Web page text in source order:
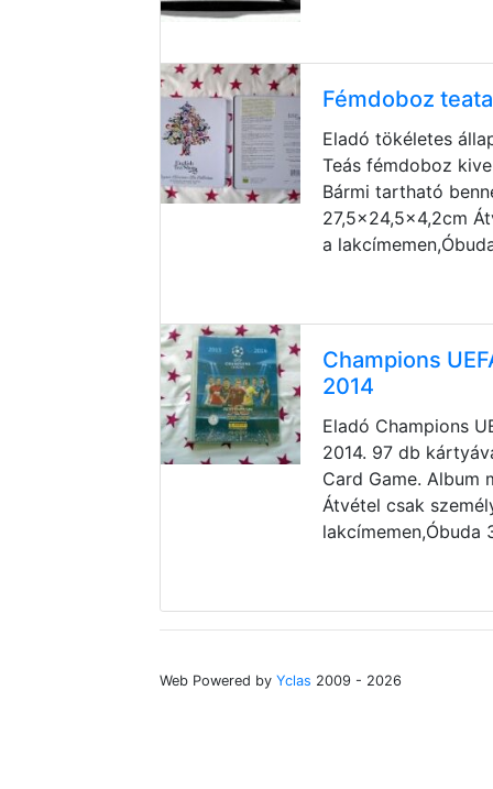
Fémdoboz
Eladó tökéletes
Teás fémdoboz
Bármi tartható
27,5x24,5x4,2cm
a
Champions
2014
Eladó Champions
2014. 97 db
Card Game. Album
Átvétel csak
lakcímemen,Óbuda
Web Powered by Yclas 2009 - 2026